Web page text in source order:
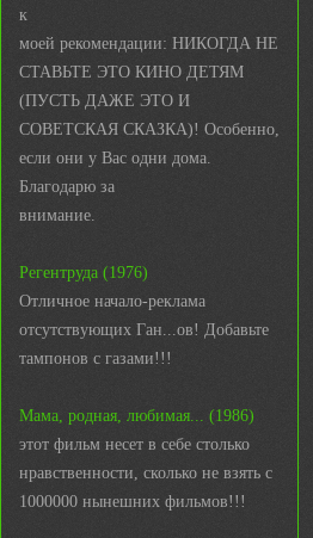
к
моей рекомендации: НИКОГДА НЕ
СТАВЬТЕ ЭТО КИНО ДЕТЯМ
(ПУСТЬ ДАЖЕ ЭТО И
СОВЕТСКАЯ СКАЗКА)! Особенно,
если они у Вас одни дома.
Благодарю за
внимание.
Регентруда (1976)
Отличное начало-реклама
отсутствующих Ган...ов! Добавьте
тампонов с газами!!!
Мама, родная, любимая... (1986)
этот фильм несет в себе столько
нравственности, сколько не взять с
1000000 нынешних фильмов!!!